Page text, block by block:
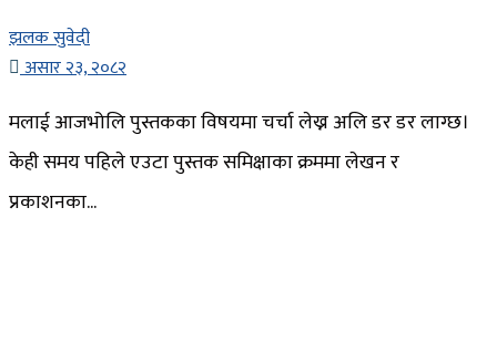
झलक सुवेदी
असार २३, २०८२
मलाई आजभोलि पुस्तकका विषयमा चर्चा लेख्न अलि डर डर लाग्छ।
केही समय पहिले एउटा पुस्तक समिक्षाका क्रममा लेखन र
प्रकाशनका...